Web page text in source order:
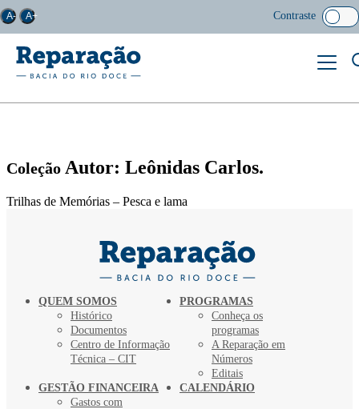
A- A+ Contraste
Coleção Autor: Leônidas Carlos.
Trilhas de Memórias – Pesca e lama
QUEM SOMOS
Histórico
Documentos
Centro de Informação
Técnica – CIT
PROGRAMAS
Conheça os
programas
A Reparação em
Números
Editais
GESTÃO FINANCEIRA
Gastos com
CALENDÁRIO